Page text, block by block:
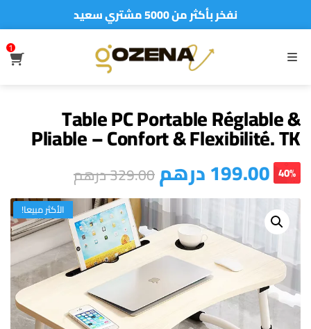
نفخر بأكثر من 5000 مشتري سعيد
MENU
1
Table PC Portable Réglable &
Pliable – Confort & Flexibilité. TK
199.00درهم329.00درهم 40%
الأكثر مبيعا!